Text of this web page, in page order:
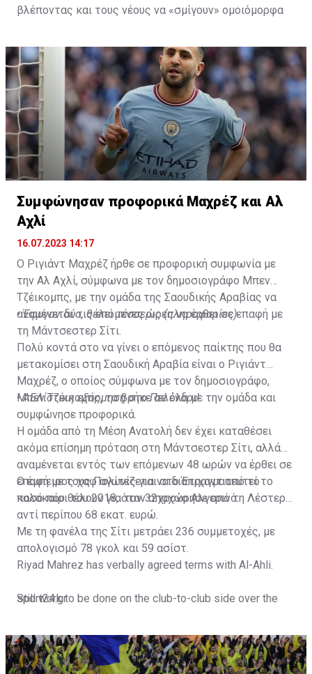
βλέποντας και τους νέους να «σμίγουν» ομοιόμορφα
Συμφώνησαν προφορικά Μαχρέζ και Αλ
Αχλί
16.07.2023 14:17
Ο Ριγιάντ Μαχρέζ ήρθε σε προφορική συμφωνία με
την Αλ Αχλί, σύμφωνα με τον δημοσιογράφο Μπεν
Τζέικομπς, με την ομάδα της Σαουδικής Αραβίας να
αναμένεται τις επόμενες ώρες να έρθει σε επαφή με
τη Μάντσεστερ Σίτι.
•Έφυγαν δύο, θέλει τέσσερις (πληροφορίες)
Πολύ κοντά στο να γίνει ο επόμενος παίκτης που θα
μετακομίσει στη Σαουδική Αραβία είναι ο Ριγιάντ
Μαχρέζ, ο οποίος σύμφωνα με τον δημοσιογράφο,
Μπεν Τζέικομπς, τα βρήκε σε όλα με την ομάδα και
συμφώνησε προφορικά.
•ΑΕΛίστικη εξόρμηση στο Πελένδρι!
Η ομάδα από τη Μέση Ανατολή δεν έχει καταθέσει
ακόμα επίσημη πρόταση στη Μάντσεστερ Σίτι, αλλά
αναμένεται εντός των επόμενων 48 ωρών να έρθει σε
επαφή με τους Πολίτες για να διαπραγματευτεί το
ποσό που θέλουν για τον 32χρονο Αλγερινό.
Ο έμπειρος χαφ αγωνίζεται στο Έτιχαντ από το
καλοκαίρι του 2018, όταν αποχώρησε από τη Λέστερ
αντί περίπου 68 εκατ. ευρώ.
Με τη φανέλα της Σίτι μετράει 236 συμμετοχές, με
απολογισμό 78 γκολ και 59 ασίστ.
Riyad Mahrez has verbally agreed terms with Al-Ahli.
Still work to be done on the club-to-club side over the
Not a done deal yet, but Mahrez is keen on the move and
Al-Ahli hope to move fast.🇸🇦
sport24.gr